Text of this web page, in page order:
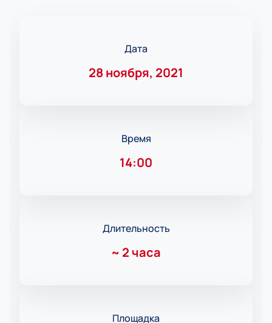
Дата
28 ноября, 2021
Время
14:00
Длительность
~ 2 часа
Площадка